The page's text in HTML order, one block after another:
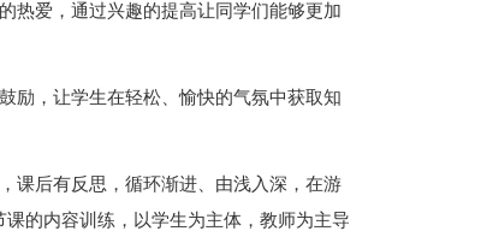
热爱，通过兴趣的提高让同学们能够更加
励，让学生在轻松、愉快的气氛中获取知
课后有反思，循环渐进、由浅入深，在游
的内容训练，以学生为主体，教师为主导